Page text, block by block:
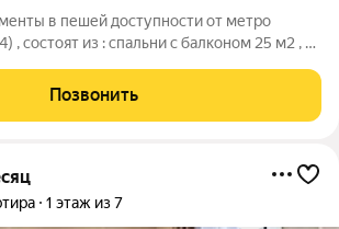
в пешей доступности от метро
состоят из : спальни с балконом 25 м2 , на
и гостиная 65 м2 на первом этаже.
Позвонить
1 этаж из 7